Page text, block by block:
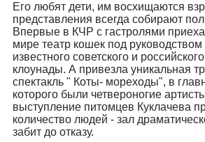
Его любят дети, им восхищаются
представления всегда собирают
Впервые в КЧР с гастролями
мире театр кошек под
известного советского и
клоунады. А привезла уникальная
спектакль " Коты- мореходы", в
которого были четвероногие
выступление питомцев Куклачева
количество людей - зал
забит до отказу.